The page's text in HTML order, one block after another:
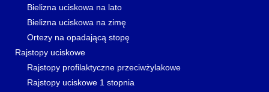
Bielizna uciskowa na lato
Bielizna uciskowa na zimę
Ortezy na opadającą stopę
Rajstopy uciskowe
Rajstopy profilaktyczne przeciwżylakowe
Rajstopy uciskowe 1 stopnia